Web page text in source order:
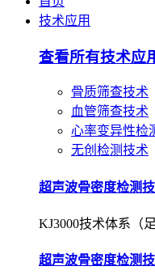
技术应用
查看所有技术应
骨质筛查技术
血管筛查技术
心率变异性检
无创检测技术
超声波骨密度检测
KJ3000技术体系（
超声波骨密度检测